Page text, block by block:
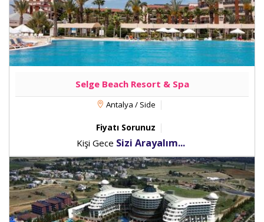
Selge Beach Resort & Spa
Antalya / Side
Fiyatı Sorunuz
Kişi Gece Sizi Arayalım...